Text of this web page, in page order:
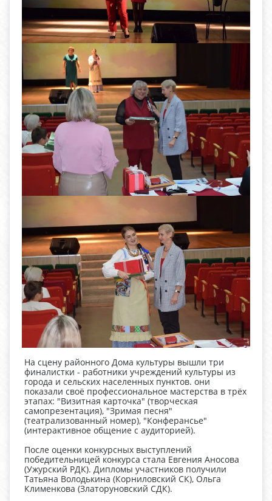
На сцену районного Дома культуры вышли три
финалистки - работники учреждений культуры из
города и сельских населенных пунктов. они
показали своё профессиональное мастерства в трёх
этапах: "Визитная карточка" (творческая
самопрезентация), "Зримая песня"
(театрализованный номер), "Конферансье"
(интерактивное общение с аудиторией).
После оценки конкурсных выступлений
победительницей конкурса стала Евгения Аносова
(Ужурский РДК). Дипломы участников получили
Татьяна Володькина (Корниловский СК), Ольга
Клименкова (Златоруновский СДК).